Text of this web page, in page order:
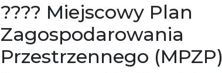
???? Miejscowy Plan
Zagospodarowania
Przestrzennego (MPZP)